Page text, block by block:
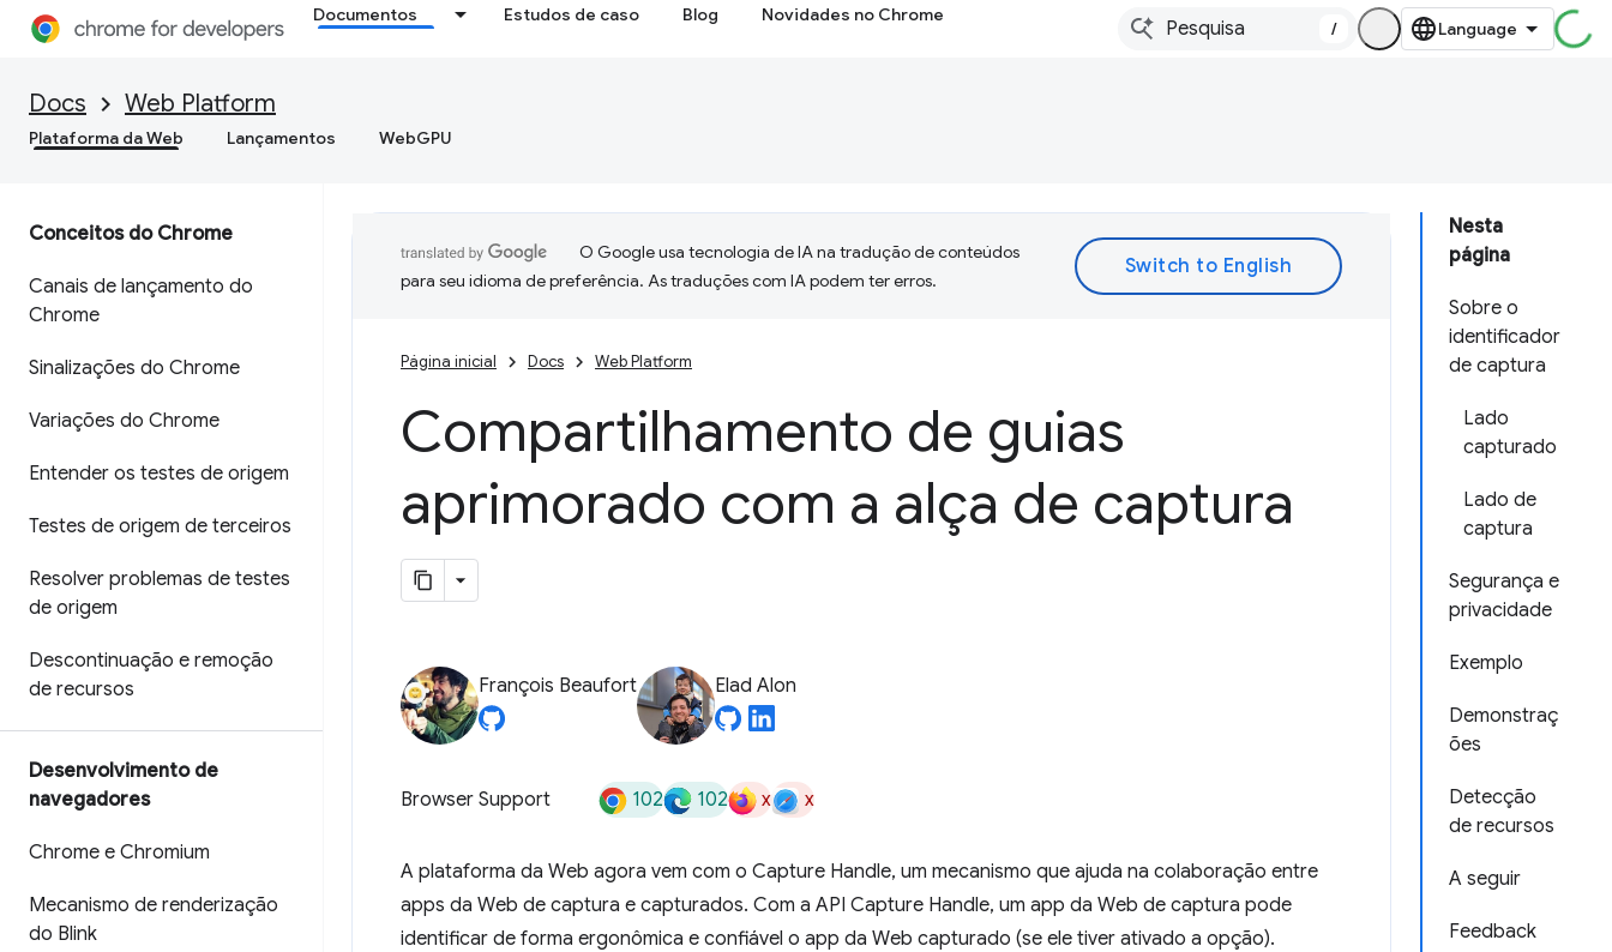
Documentos Estudos de caso Blog Novidades no Chrome
/
Docs Web Platform
Plataforma da Web Lançamentos WebGPU
Conceitos do Chrome
Canais de lançamento do
Chrome
Sinalizações do Chrome
Variações do Chrome
Entender os testes de origem
Testes de origem de terceiros
Resolver problemas de testes
de origem
Descontinuação e remoção
de recursos
Desenvolvimento de
navegadores
Chrome e Chromium
Mecanismo de renderização
do Blink
Nesta
página
Sobre o
identificador
de captura
Lado
capturado
Lado de
captura
Segurança e
privacidade
Exemplo
Demonstraç
ões
Detecção
de recursos
A seguir
Feedback
O Google usa tecnologia de IA na tradução de conteúdos
para seu idioma de preferência. As traduções com IA podem ter erros.
Página inicial Docs Web Platform
Compartilhamento de guias
aprimorado com a alça de captura
François Beaufort Elad Alon
Browser Support 102 102 x x
A plataforma da Web agora vem com o Capture Handle, um mecanismo que ajuda na colaboração entre
apps da Web de captura e capturados. Com a API Capture Handle, um app da Web de captura pode
identificar de forma ergonômica e confiável o app da Web capturado (se ele tiver ativado a opção).